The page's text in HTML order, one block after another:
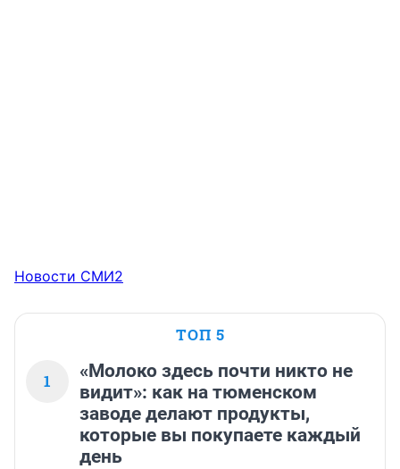
Новости СМИ2
ТОП 5
1
«Молоко здесь почти никто не
видит»: как на тюменском
заводе делают продукты,
которые вы покупаете каждый
день